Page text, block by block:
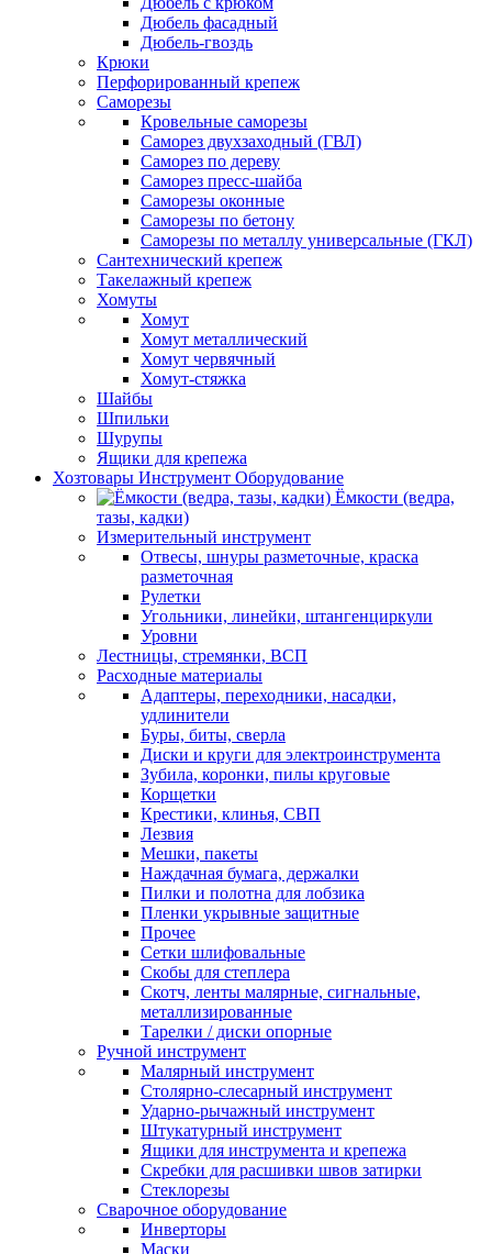
Дюбель фасадный
Дюбель-гвоздь
Крюки
Перфорированный крепеж
Саморезы
Кровельные саморезы
Саморез двухзаходный (ГВЛ)
Саморез по дереву
Саморез пресс-шайба
Саморезы оконные
Саморезы по бетону
Саморезы по металлу универсальные (ГКЛ)
Сантехнический крепеж
Такелажный крепеж
Хомуты
Хомут
Хомут металлический
Хомут червячный
Хомут-стяжка
Шайбы
Шпильки
Шурупы
Ящики для крепежа
Хозтовары Инструмент Оборудование
Ёмкости (ведра,
тазы, кадки)
Измерительный инструмент
Отвесы, шнуры разметочные, краска
разметочная
Рулетки
Угольники, линейки, штангенциркули
Уровни
Лестницы, стремянки, ВСП
Расходные материалы
Адаптеры, переходники, насадки,
удлинители
Буры, биты, сверла
Диски и круги для электроинструмента
Зубила, коронки, пилы круговые
Корщетки
Крестики, клинья, СВП
Лезвия
Мешки, пакеты
Наждачная бумага, держалки
Пилки и полотна для лобзика
Пленки укрывные защитные
Прочее
Сетки шлифовальные
Скобы для степлера
Скотч, ленты малярные, сигнальные,
металлизированные
Тарелки / диски опорные
Ручной инструмент
Малярный инструмент
Столярно-слесарный инструмент
Ударно-рычажный инструмент
Штукатурный инструмент
Ящики для инструмента и крепежа
Скребки для расшивки швов затирки
Стеклорезы
Сварочное оборудование
Инверторы
Маски